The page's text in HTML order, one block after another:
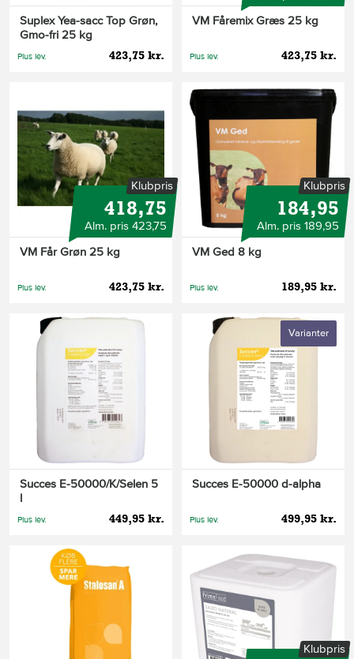
Suplex Yea-sacc Top Grøn,
Gmo-fri 25 kg
423,75 kr.
Plus lev.
VM Fåremix Græs 25 kg
423,75 kr.
Plus lev.
Klubpris
418,75
Alm. pris 423,75
VM Får Grøn 25 kg
423,75 kr.
Plus lev.
Klubpris
184,95
Alm. pris 189,95
VM Ged 8 kg
189,95 kr.
Plus lev.
Succes E-50000/K/Selen 5
l
449,95 kr.
Plus lev.
Varianter
Succes E-50000 d-alpha
499,95 kr.
Plus lev.
Klubpris